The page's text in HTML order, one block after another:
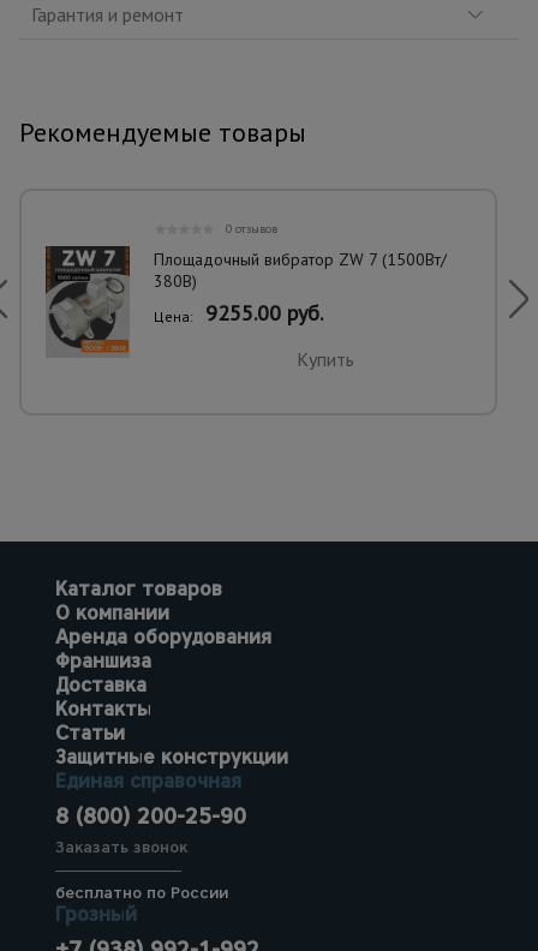
Гарантия и ремонт
Рекомендуемые товары
0 отзывов
Площадочный вибратор ZW 7 (1500Вт/
380В)
Цена: 9255.00 руб.
Купить
Каталог товаров
О компании
Аренда оборудования
Франшиза
Доставка
Контакты
Статьи
Защитные конструкции
Единая справочная
8 (800) 200-25-90
Заказать звонок
бесплатно по России
Грозный